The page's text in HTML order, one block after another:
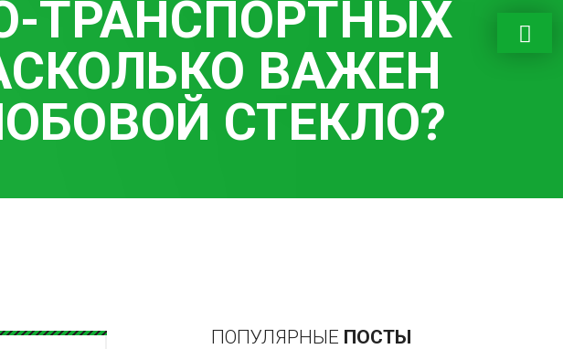
ТРАНСПОРТНЫХ
ВАЖЕН
СТЕКЛО?
ПОПУЛЯРНЫЕ ПОСТЫ